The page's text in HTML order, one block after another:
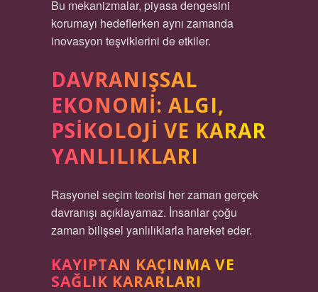
Bu mekanizmalar, piyasa dengesini
korumayı hedeflerken aynı zamanda
inovasyon teşviklerini de etkiler.
DAVRANIŞSAL
EKONOMI: ALGI,
PSIKOLOJI VE KARAR
YANLILIKLARI
Rasyonel seçim teorisi her zaman gerçek
davranışı açıklayamaz. İnsanlar çoğu
zaman bilişsel yanlılıklarla hareket eder.
KAYIPTAN KAÇINMA VE
SAĞLIK KARARLARI